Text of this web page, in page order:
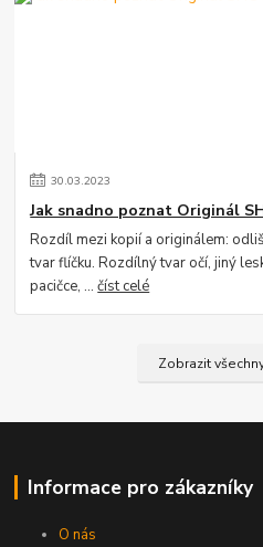
30.03.2023
Jak snadno poznat Originál
Rozdíl mezi kopií a originálem:
tvar flíčku. Rozdílný tvar očí, jiný
pacičce, ...číst celé
Zobrazit
Informace pro zákazníky
O nás